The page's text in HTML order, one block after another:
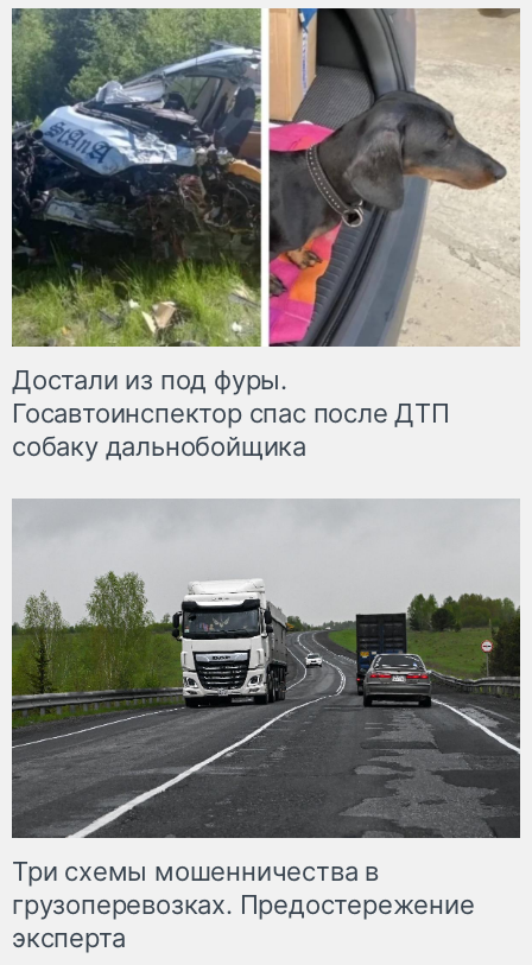
Достали из под фуры.
Госавтоинспектор спас после ДТП
собаку дальнобойщика
Три схемы мошенничества в
грузоперевозках. Предостережение
эксперта